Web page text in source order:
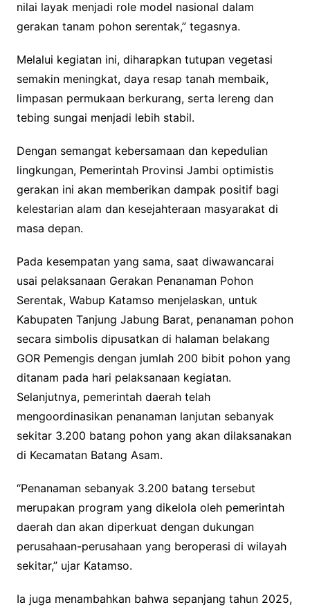
nilai layak menjadi role model nasional dalam
gerakan tanam pohon serentak,” tegasnya.
Melalui kegiatan ini, diharapkan tutupan vegetasi
semakin meningkat, daya resap tanah membaik,
limpasan permukaan berkurang, serta lereng dan
tebing sungai menjadi lebih stabil.
Dengan semangat kebersamaan dan kepedulian
lingkungan, Pemerintah Provinsi Jambi optimistis
gerakan ini akan memberikan dampak positif bagi
kelestarian alam dan kesejahteraan masyarakat di
masa depan.
Pada kesempatan yang sama, saat diwawancarai
usai pelaksanaan Gerakan Penanaman Pohon
Serentak, Wabup Katamso menjelaskan, untuk
Kabupaten Tanjung Jabung Barat, penanaman pohon
secara simbolis dipusatkan di halaman belakang
GOR Pemengis dengan jumlah 200 bibit pohon yang
ditanam pada hari pelaksanaan kegiatan.
Selanjutnya, pemerintah daerah telah
mengoordinasikan penanaman lanjutan sebanyak
sekitar 3.200 batang pohon yang akan dilaksanakan
di Kecamatan Batang Asam.
“Penanaman sebanyak 3.200 batang tersebut
merupakan program yang dikelola oleh pemerintah
daerah dan akan diperkuat dengan dukungan
perusahaan-perusahaan yang beroperasi di wilayah
sekitar,” ujar Katamso.
Ia juga menambahkan bahwa sepanjang tahun 2025,